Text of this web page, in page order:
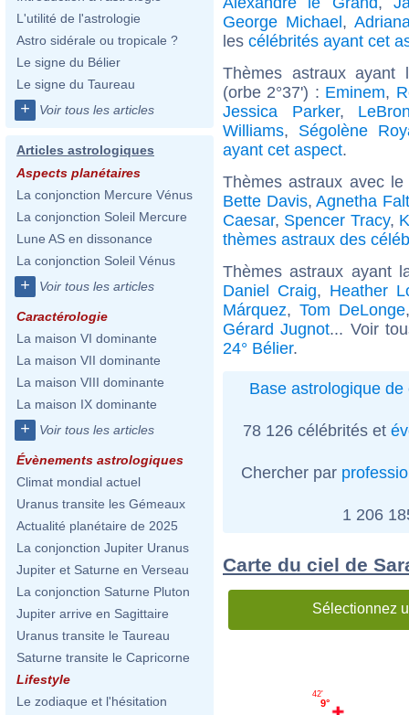
L'utilité de l'astrologie
Astro sidérale ou tropicale ?
Le signe du Bélier
Le signe du Taureau
+ Voir tous les articles
Articles astrologiques
Aspects planétaires
La conjonction Mercure Vénus
La conjonction Soleil Mercure
Lune AS en dissonance
La conjonction Soleil Vénus
+ Voir tous les articles
Caractérologie
La maison VI dominante
La maison VII dominante
La maison VIII dominante
La maison IX dominante
+ Voir tous les articles
Évènements astrologiques
Climat mondial actuel
Uranus transite les Gémeaux
Actualité planétaire de 2025
La conjonction Jupiter Uranus
Jupiter et Saturne en Verseau
La conjonction Saturne Pluton
Jupiter arrive en Sagittaire
Uranus transite le Taureau
Saturne transite le Capricorne
Lifestyle
Le zodiaque et l'hésitation
George Michael,
les célébrités ayant cet
Thèmes astraux ayant
(orbe 2°37') : Eminem,
Jessica Parker,
Williams, Ségolène
ayant cet aspect.
Thèmes astraux avec
Bette Davis,Agnetha
Caesar, Spencer Tracy,
thèmes astraux des
Thèmes astraux ayant
Daniel Craig, Heather
Márquez,Tom DeLonge
Gérard Jugnot... Voir
24° Bélier.
Base astrologique de
78 126 célébrités et
Chercher par
1 206
Carte du ciel de
Sélectionnez
9°
42'